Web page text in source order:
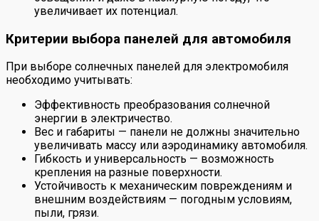
увеличивает их потенциал.
Критерии выбора панелей для автомобиля
При выборе солнечных панелей для электромобиля
необходимо учитывать:
Эффективность преобразования солнечной
энергии в электричество.
Вес и габариты — панели не должны значительно
увеличивать массу или аэродинамику автомобиля.
Гибкость и универсальность — возможность
крепления на разные поверхности.
Устойчивость к механическим повреждениям и
внешним воздействиям — погодным условиям,
пыли, грязи.